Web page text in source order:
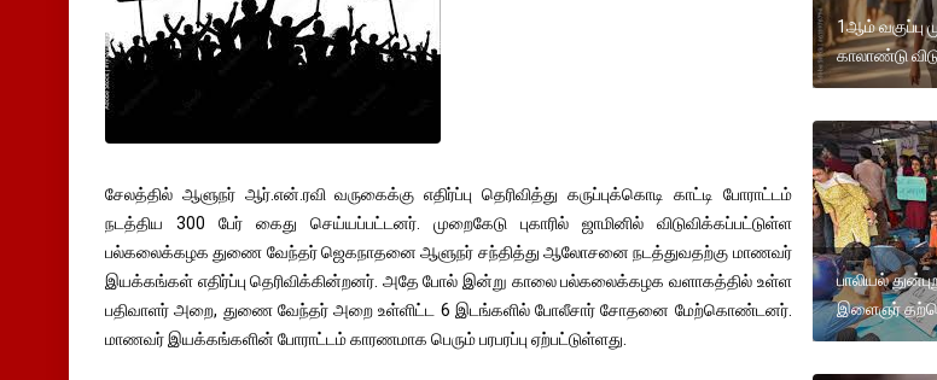
சேலத்தில் ஆளுநர் ஆர்.என்.ரவி வருகைக்கு எதிர்ப்பு தெரிவித்து கருப்புக்கொடி காட்டி போராட்டம்
நடத்திய 300 பேர் கைது செய்யப்பட்டனர். முறைகேடு புகாரில் ஜாமினில் விடுவிக்கப்பட்டுள்ள
பல்கலைக்கழக துணை வேந்தர் ஜெகநாதனை ஆளுநர் சந்தித்து ஆலோசனை நடத்துவதற்கு மாணவர்
இயக்கங்கள் எதிர்ப்பு தெரிவிக்கின்றனர். அதே போல் இன்று காலை பல்கலைக்கழக வளாகத்தில் உள்ள
பதிவாளர் அறை, துணை வேந்தர் அறை உள்ளிட்ட 6 இடங்களில் போலீசார் சோதனை மேற்கொண்டனர்.
மாணவர் இயக்கங்களின் போராட்டம் காரணமாக பெரும் பரபரப்பு ஏற்பட்டுள்ளது.
1ஆம் வகுப்பு
காலாண்டு
பாலியல்
இளைஞர்